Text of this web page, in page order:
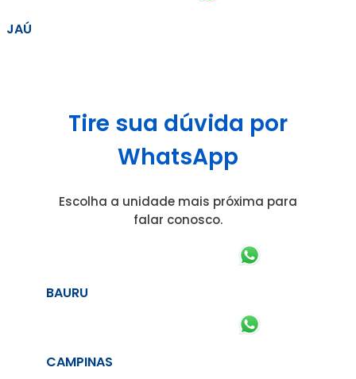
JAÚ
Tire sua dúvida por
WhatsApp
Escolha a unidade mais próxima para
falar conosco.
BAURU
CAMPINAS